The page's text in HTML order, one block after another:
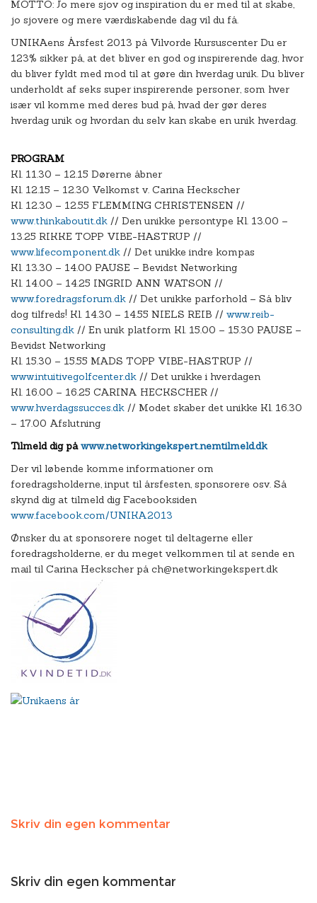
MOTTO: Jo mere sjov og inspiration du er med til at skabe,
jo sjovere og mere værdiskabende dag vil du få.
UNIKAens Årsfest 2013 på Vilvorde Kursuscenter Du er
123% sikker på, at det bliver en god og inspirerende dag, hvor
du bliver fyldt med mod til at gøre din hverdag unik. Du bliver
underholdt af seks super inspirerende personer, som hver
især vil komme med deres bud på, hvad der gør deres
hverdag unik og hvordan du selv kan skabe en unik hverdag.
PROGRAM
Kl. 11.30 – 12.15 Dørerne åbner
Kl. 12.15 – 12.30 Velkomst v. Carina Heckscher
Kl. 12.30 – 12.55 FLEMMING CHRISTENSEN //
www.thinkaboutit.dk // Den unikke persontype Kl. 13.00 –
13.25 RIKKE TOPP VIBE-HASTRUP //
www.lifecomponent.dk // Det unikke indre kompas
Kl. 13.30 – 14.00 PAUSE – Bevidst Networking
Kl. 14.00 – 14.25 INGRID ANN WATSON //
www.foredragsforum.dk // Det unikke parforhold – Så bliv
dog tilfreds! Kl. 14.30 – 14.55 NIELS REIB // www.reib-
consulting.dk // En unik platform Kl. 15.00 – 15.30 PAUSE –
Bevidst Networking
Kl. 15.30 – 15.55 MADS TOPP VIBE-HASTRUP //
www.intuitivegolfcenter.dk // Det unikke i hverdagen
Kl. 16.00 – 16.25 CARINA HECKSCHER //
www.hverdagssucces.dk // Modet skaber det unikke Kl. 16.30
– 17.00 Afslutning
Tilmeld dig påwww.networkingekspert.nemtilmeld.dk
Der vil løbende komme informationer om
foredragsholderne, input til årsfesten, sponsorere osv. Så
skynd dig at tilmeld dig Facebooksiden
www.facebook.com/UNIKA2013
Ønsker du at sponsorere noget til deltagerne eller
foredragsholderne, er du meget velkommen til at sende en
mail til Carina Heckscher på ch@networkingekspert.dk
Skriv din egen kommentar
Skriv din egen kommentar